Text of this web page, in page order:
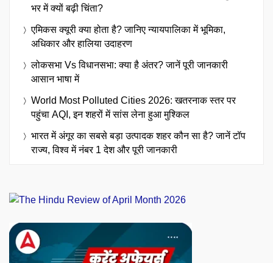
भर में क्यों बढ़ी चिंता?
एमिकस क्यूरी क्या होता है? जानिए न्यायपालिका में भूमिका,
अधिकार और हालिया उदाहरण
लोकसभा Vs विधानसभा: क्या है अंतर? जानें पूरी जानकारी
आसान भाषा में
World Most Polluted Cities 2026: खतरनाक स्तर पर
पहुंचा AQI, इन शहरों में सांस लेना हुआ मुश्किल
भारत में अंगूर का सबसे बड़ा उत्पादक शहर कौन सा है? जानें टॉप
राज्य, विश्व में नंबर 1 देश और पूरी जानकारी